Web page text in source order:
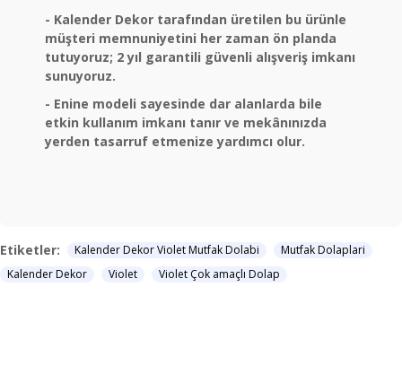
- Kalender Dekor tarafından üretilen bu ürünle
müşteri memnuniyetini her zaman ön planda
tutuyoruz; 2 yıl garantili güvenli alışveriş imkanı
sunuyoruz.
- Enine modeli sayesinde dar alanlarda bile
etkin kullanım imkanı tanır ve mekânınızda
yerden tasarruf etmenize yardımcı olur.
Etiketler: Kalender Dekor Violet Mutfak Dolabi
Mutfak Dolaplari
Kalender Dekor
Violet Violet Çok amaçlı Dolap